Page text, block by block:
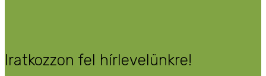
Iratkozzon fel hírlevelünkre!